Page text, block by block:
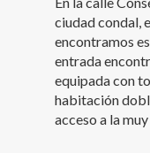
ciudad condal,
encontramos
entrada
equipada con
habitación
acceso a la